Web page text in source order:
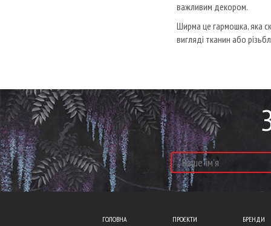
важливим декором.
Ширма це гармошка, яка
вигляді тканин або
ГОЛОВНА ПРОЄКТИ БРЕНДИ